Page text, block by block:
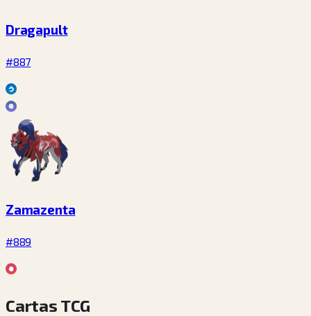
Dragapult
#887
Zamazenta
#889
Cartas TCG